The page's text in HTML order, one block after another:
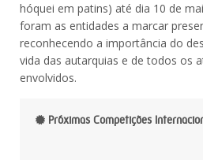
hóquei em patins) até dia 10 de
foram as entidades a marcar
reconhecendo a importância do
vida das autarquias e de todos os
envolvidos.
Próximas Competições